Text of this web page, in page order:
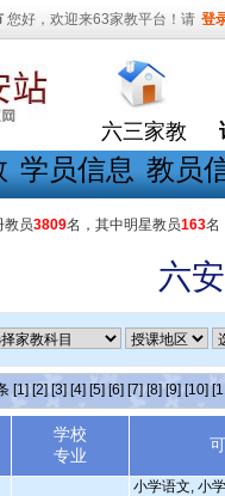
您好，欢迎来63家教平台！请 登
六三家教
学员信息 教员
教员3809名，其中明星教员163名
六
[1] [2] [3] [4] [5] [6] [7] [8] [9] [10]
学校
专业
小学语文, 小